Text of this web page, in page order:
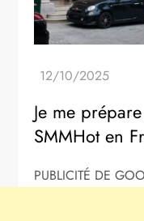
Je me
SMMHot en
PUBLICITÉ DE